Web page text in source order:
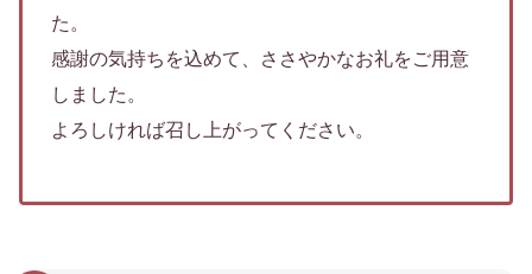
た。
感謝の気持ちを込めて、ささやかなお礼をご用意
しました。
よろしければ召し上がってください。